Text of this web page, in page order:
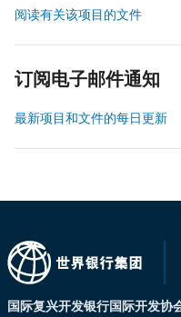
阅读有关该项目的文件
订阅电子邮件通知
最新项目和文件的每日更新
国际复兴开发银行国际开发协